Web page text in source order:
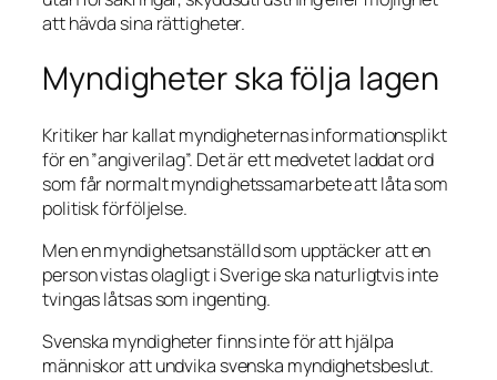
att hävda sina rättigheter.
Myndigheter ska följa lagen
Kritiker har kallat myndigheternas informationsplikt
för en ”angiverilag”. Det är ett medvetet laddat ord
som får normalt myndighetssamarbete att låta som
politisk förföljelse.
Men en myndighetsanställd som upptäcker att en
person vistas olagligt i Sverige ska naturligtvis inte
tvingas låtsas som ingenting.
Svenska myndigheter finns inte för att hjälpa
människor att undvika svenska myndighetsbeslut.